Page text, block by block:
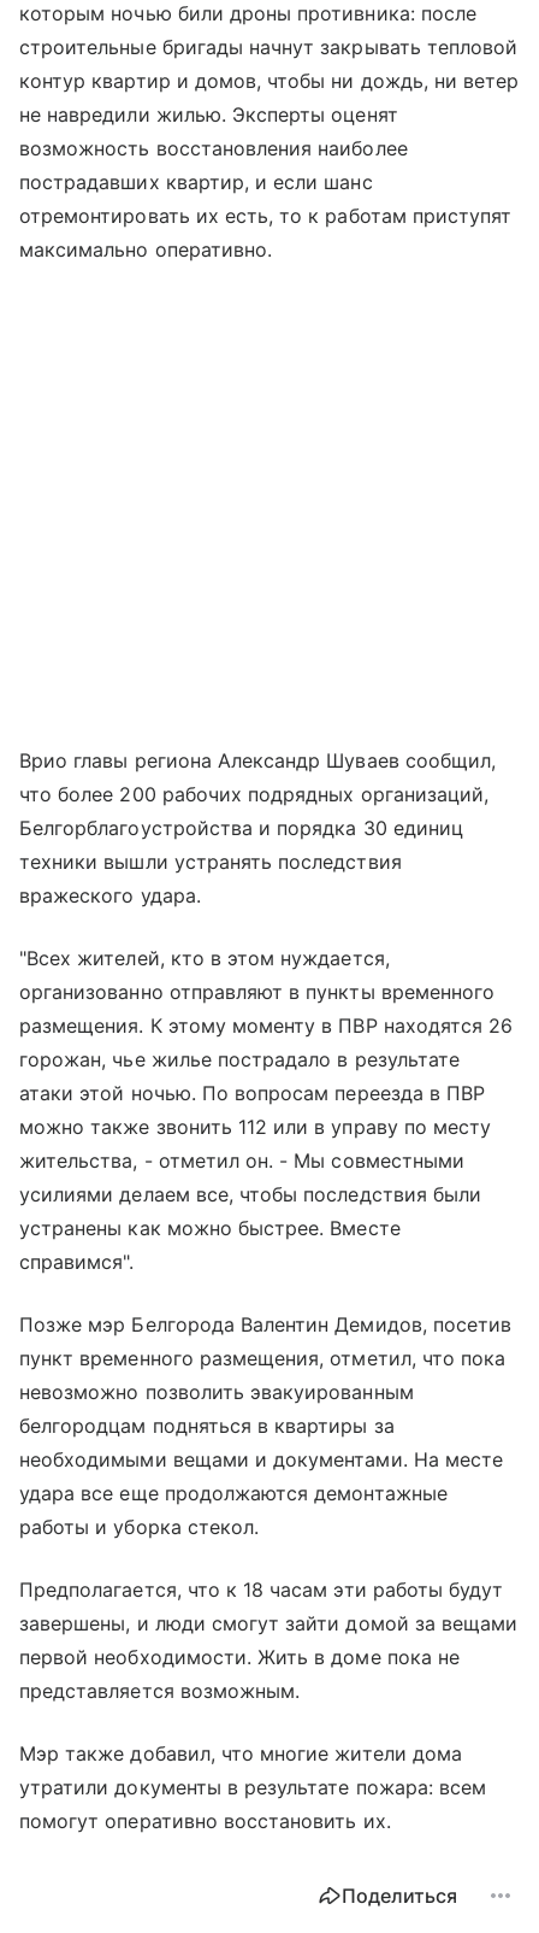
которым ночью били дроны противника: после
строительные бригады начнут закрывать тепловой
контур квартир и домов, чтобы ни дождь, ни ветер
не навредили жилью. Эксперты оценят
возможность восстановления наиболее
пострадавших квартир, и если шанс
отремонтировать их есть, то к работам приступят
максимально оперативно.
Врио главы региона Александр Шуваев сообщил,
что более 200 рабочих подрядных организаций,
Белгорблагоустройства и порядка 30 единиц
техники вышли устранять последствия
вражеского удара.
"Всех жителей, кто в этом нуждается,
организованно отправляют в пункты временного
размещения. К этому моменту в ПВР находятся 26
горожан, чье жилье пострадало в результате
атаки этой ночью. По вопросам переезда в ПВР
можно также звонить 112 или в управу по месту
жительства, - отметил он. - Мы совместными
усилиями делаем все, чтобы последствия были
устранены как можно быстрее. Вместе
справимся".
Позже мэр Белгорода Валентин Демидов, посетив
пункт временного размещения, отметил, что пока
невозможно позволить эвакуированным
белгородцам подняться в квартиры за
необходимыми вещами и документами. На месте
удара все еще продолжаются демонтажные
работы и уборка стекол.
Предполагается, что к 18 часам эти работы будут
завершены, и люди смогут зайти домой за вещами
первой необходимости. Жить в доме пока не
представляется возможным.
Мэр также добавил, что многие жители дома
утратили документы в результате пожара: всем
помогут оперативно восстановить их.
Поделиться